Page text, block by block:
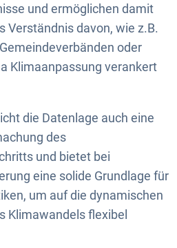
und ermöglichen damit
Verständnis davon, wie z.B.
oder
Klimaanpassung verankert
die Datenlage auch eine
des
und bietet bei
eine solide Grundlage für
um auf die dynamischen
Klimawandels flexibel